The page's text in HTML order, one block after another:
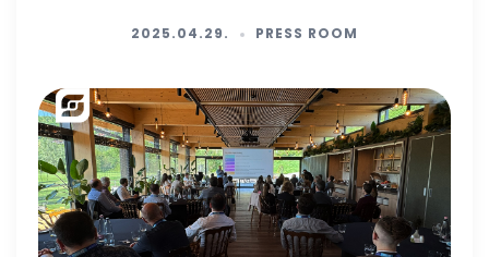
2025.04.29. PRESS ROOM